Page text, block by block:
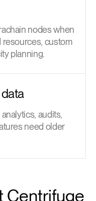
nodes when
custom
planning.
audits,
need older
Centrifuge